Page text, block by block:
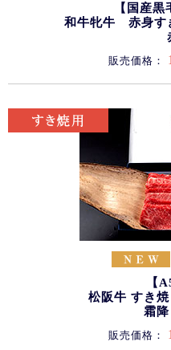
【国産黒
和牛牝牛 赤身す
販売価格：
【
松阪牛 すき
霜
販売価格：